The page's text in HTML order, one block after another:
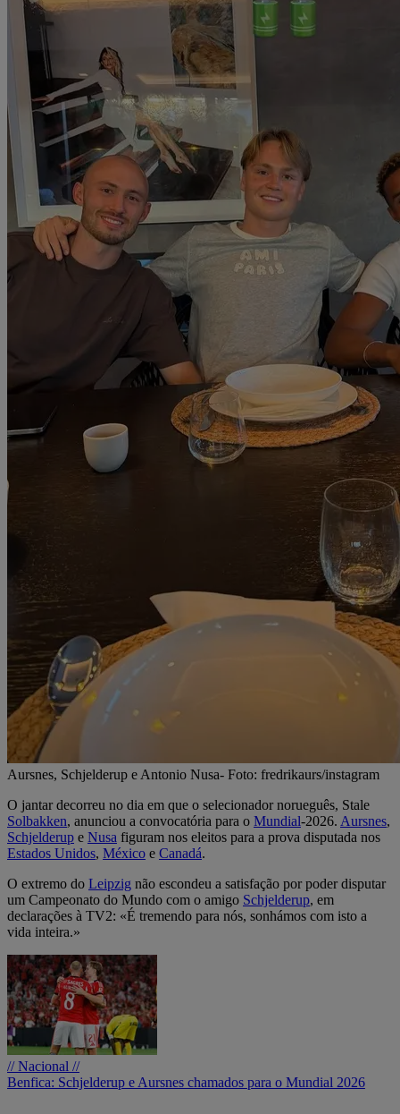
Aursnes, Schjelderup e Antonio Nusa- Foto: fredrikaurs/instagram
O jantar decorreu no dia em que o selecionador norueguês, Stale
Solbakken, anunciou a convocatória para o Mundial-2026. Aursnes,
Schjelderup e Nusa figuram nos eleitos para a prova disputada nos
Estados Unidos, México e Canadá.
O extremo do Leipzig não escondeu a satisfação por poder disputar
um Campeonato do Mundo com o amigo Schjelderup, em
declarações à TV2: «É tremendo para nós, sonhámos com isto a
vida inteira.»
// Nacional //
Benfica: Schjelderup e Aursnes chamados para o Mundial 2026